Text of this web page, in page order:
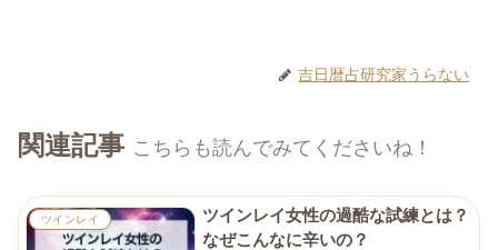
吉日暦占研究家うらない
関連記事 こちらも読んでみてくださいね！
ツインレイ
ツインレイ女性の過酷な試練とは？
なぜこんなに辛いの？